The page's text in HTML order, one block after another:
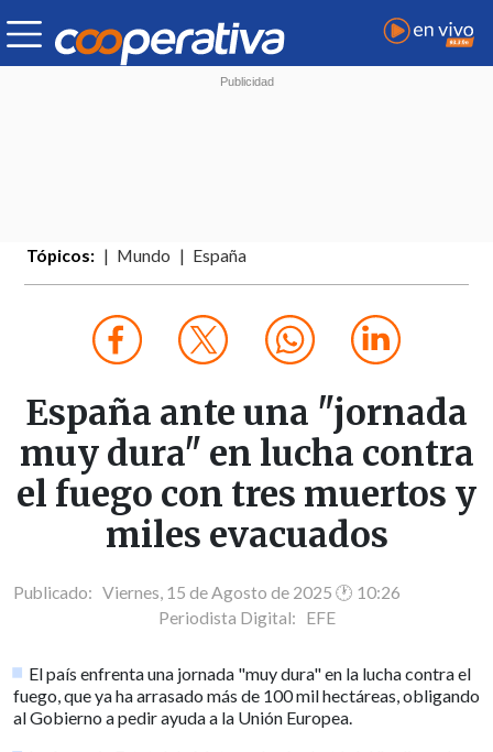
Tópicos: Mundo España
España ante una "jornada
muy dura" en lucha contra
el fuego con tres muertos y
miles evacuados
Publicado: Viernes, 15 de Agosto de 2025 🕐 10:26
Periodista Digital: EFE
El país enfrenta una jornada "muy dura" en la lucha contra el
fuego, que ya ha arrasado más de 100 mil hectáreas, obligando
al Gobierno a pedir ayuda a la Unión Europea.